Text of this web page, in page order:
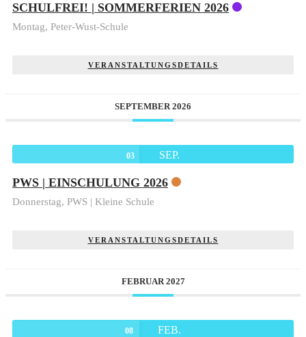
SCHULFREI! | SOMMERFERIEN 2026
Montag, Peter-Wust-Schule
VERANSTALTUNGSDETAILS
SEPTEMBER 2026
03 SEP.
PWS | EINSCHULUNG 2026
Donnerstag, PWS | Kleine Schule
VERANSTALTUNGSDETAILS
FEBRUAR 2027
08 FEB.